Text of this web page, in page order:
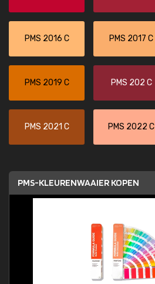
PMS 2016 C PMS 2017 C
PMS 2019 C PMS 202 C
PMS 2021 C PMS 2022 C
PMS-KLEURENWAAIER KOPEN